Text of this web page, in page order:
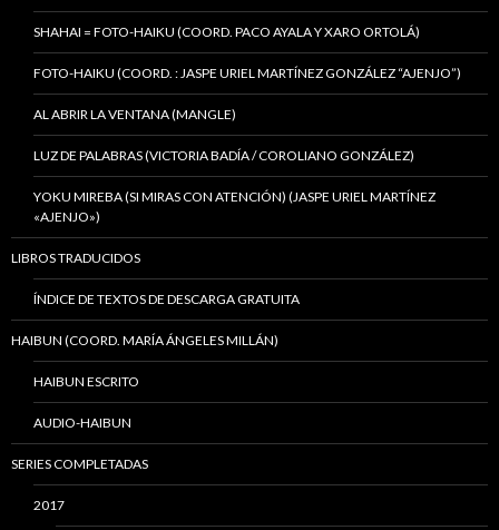
SHAHAI = FOTO-HAIKU (COORD. PACO AYALA Y XARO ORTOLÁ)
FOTO-HAIKU (COORD. : JASPE URIEL MARTÍNEZ GONZÁLEZ “AJENJO”)
AL ABRIR LA VENTANA (MANGLE)
LUZ DE PALABRAS (VICTORIA BADÍA / COROLIANO GONZÁLEZ)
YOKU MIREBA (SI MIRAS CON ATENCIÓN) (JASPE URIEL MARTÍNEZ
«AJENJO»)
LIBROS TRADUCIDOS
ÍNDICE DE TEXTOS DE DESCARGA GRATUITA
HAIBUN (COORD. MARÍA ÁNGELES MILLÁN)
HAIBUN ESCRITO
AUDIO-HAIBUN
SERIES COMPLETADAS
2017